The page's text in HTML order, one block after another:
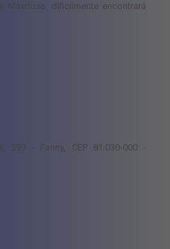
Maxifuso, dificilmente encontrará
599 - Fanny, CEP 81.030-000 -